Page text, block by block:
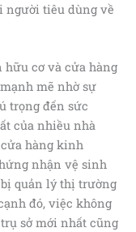
người tiêu dùng về
hữu cơ và cửa hàng
mẽ nhờ sự
trọng đến sức
của nhiều nhà
hàng kinh
nhận vệ sinh
quản lý thị trường
đó, việc không
sở mới nhất cũng